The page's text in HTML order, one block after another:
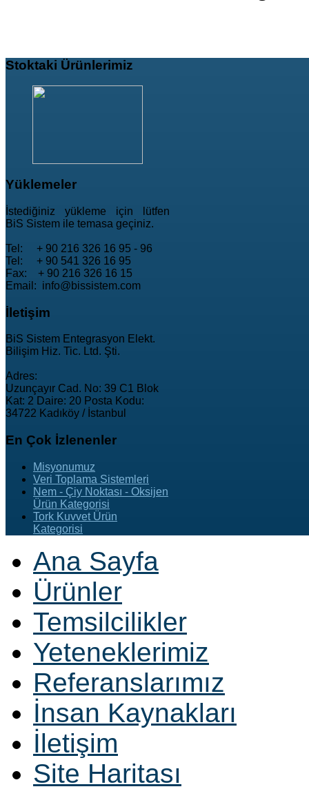
Stoktaki Ürünlerimiz
Yüklemeler
İstediğiniz yükleme için lütfen
BiS Sistem ile temasa geçiniz.
Tel: + 90 216 326 16 95 - 96
Tel: + 90 541 326 16 95
Fax: + 90 216 326 16 15
Email: info@bissistem.com
İletişim
BiS Sistem Entegrasyon Elekt.
Bilişim Hiz. Tic. Ltd. Şti.
Adres:
Uzunçayır Cad. No: 39 C1 Blok
Kat: 2 Daire: 20 Posta Kodu:
34722 Kadıköy / İstanbul
En Çok İzlenenler
Misyonumuz
Veri Toplama Sistemleri
Nem - Çiy Noktası - Oksijen
Ürün Kategorisi
Tork Kuvvet Ürün
Kategorisi
Ana Sayfa
Ürünler
Temsilcilikler
Yeteneklerimiz
Referanslarımız
İnsan Kaynakları
İletişim
Site Haritası